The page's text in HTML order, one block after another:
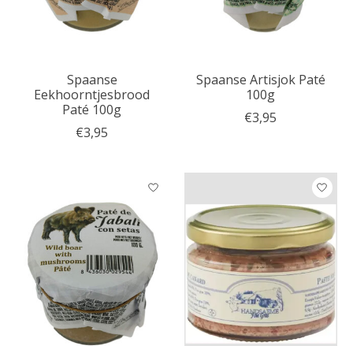
Spaanse
Eekhoorntjesbrood
Paté 100g
€3,95
Spaanse Artisjok Paté
100g
€3,95